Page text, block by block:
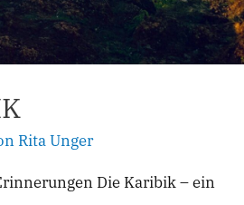
Rita Unger
Die Karibik – ein